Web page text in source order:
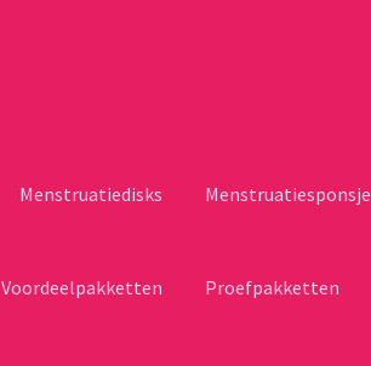
Menstruatiedisks
Voordeelpakketten Proefpakketten